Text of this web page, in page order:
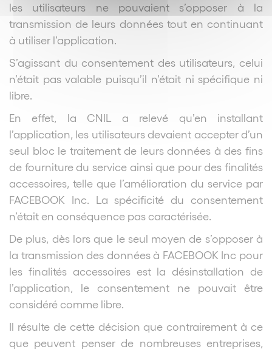
les utilisateurs ne pouvaient s’opposer à la
transmission de leurs données tout en continuant
à utiliser l’application.
S’agissant du consentement des utilisateurs, celui
n’était pas valable puisqu’il n’était ni spécifique ni
libre.
En effet, la CNIL a relevé qu’en installant
l’application, les utilisateurs devaient accepter d’un
seul bloc le traitement de leurs données à des fins
de fourniture du service ainsi que pour des finalités
accessoires, telle que l’amélioration du service par
FACEBOOK Inc. La spécificité du consentement
n’était en conséquence pas caractérisée.
De plus, dès lors que le seul moyen de s’opposer à
la transmission des données à FACEBOOK Inc pour
les finalités accessoires est la désinstallation de
l’application, le consentement ne pouvait être
considéré comme libre.
Il résulte de cette décision que contrairement à ce
que peuvent penser de nombreuses entreprises,